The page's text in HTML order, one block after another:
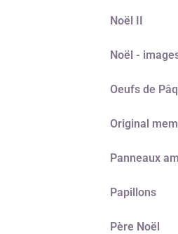
Noël II
Noël -
Oeufs de
Original
Panneaux
Papillons
Père Noël